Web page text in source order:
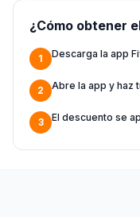
¿Cómo obtener
1 Descarga la app
2 Abre la app y haz
3 El descuento se